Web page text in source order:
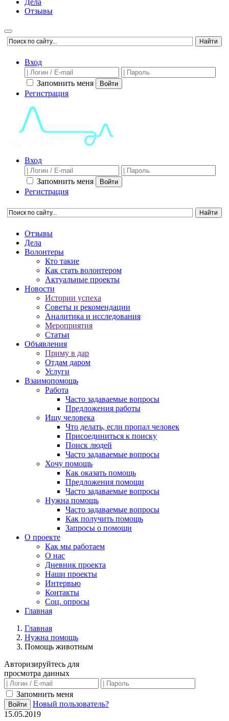
Дела
Отзывы
Вход
Запомнить меня Войти
Регистрация
Вход
Запомнить меня Войти
Регистрация
Отзывы
Дела
Волонтеры
Кто такие
Как стать волонтером
Актуальные проекты
Новости
Истории успеха
Советы и рекомендации
Аналитика и исследования
Мероприятия
Статьи
Объявления
Приму в дар
Отдам даром
Услуги
Взаимопомощь
Работа
Часто задаваемые вопросы
Предложения работы
Ищу человека
Что делать, если пропал человек
Присоединиться к поиску
Поиск людей
Часто задаваемые вопросы
Хочу помощь
Как оказать помощь
Предложения помощи
Часто задаваемые вопросы
Нужна помощь
Часто задаваемые вопросы
Как получить помощь
Запросы о помощи
О проекте
Как мы работаем
О нас
Дневник проекта
Наши проекты
Интервью
Контакты
Соц. опросы
Главная
Главная
Нужна помощь
Помощь животным
Авторизируйтесь для
просмотра данных
Запомнить меня
Войти
Новый пользователь?
15.05.2019